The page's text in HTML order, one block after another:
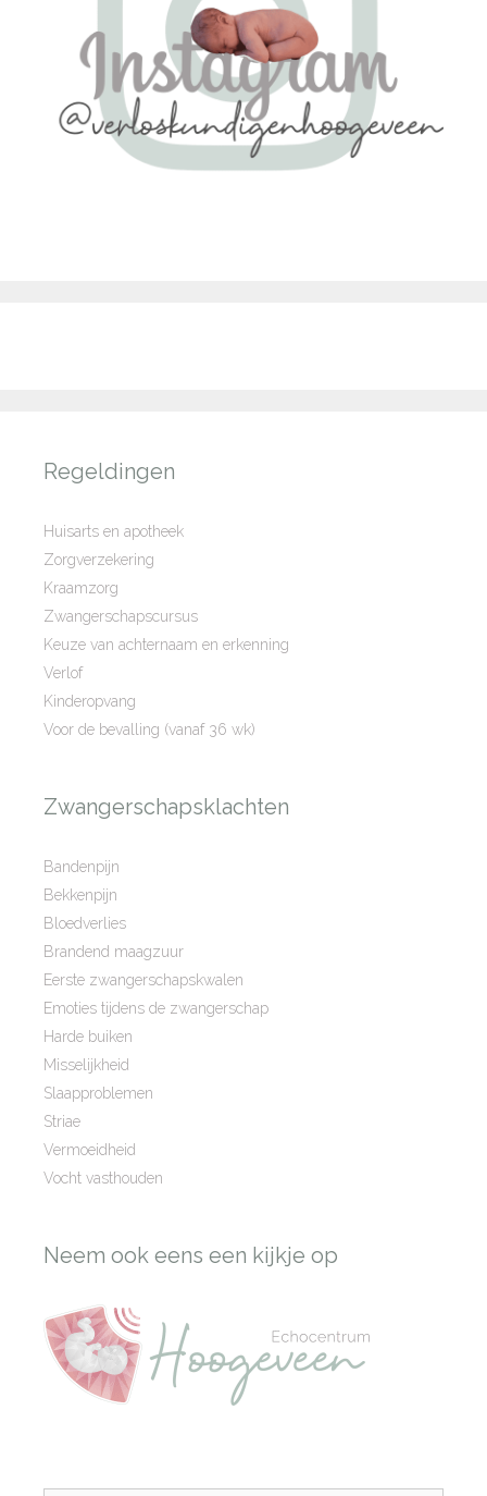
Regeldingen
Huisarts en apotheek
Zorgverzekering
Kraamzorg
Zwangerschapscursus
Keuze van achternaam en erkenning
Verlof
Kinderopvang
Voor de bevalling (vanaf 36 wk)
Zwangerschapsklachten
Bandenpijn
Bekkenpijn
Bloedverlies
Brandend maagzuur
Eerste zwangerschapskwalen
Emoties tijdens de zwangerschap
Harde buiken
Misselijkheid
Slaapproblemen
Striae
Vermoeidheid
Vocht vasthouden
Neem ook eens een kijkje op